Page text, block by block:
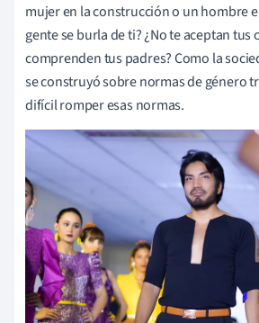
mujer en la construcción o un hombre
gente se burla de ti? ¿No te aceptan tus
comprenden tus padres? Como la
se construyó sobre normas de género
difícil romper esas normas.